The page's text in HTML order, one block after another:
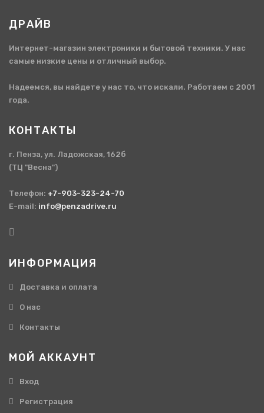
ДРАЙВ
Интернет-магазин электроники и бытовой техники. У нас
самые низкие цены и отличный выбор.
Надеемся, вы найдете у нас то, что искали. Работаем с 2001
года.
КОНТАКТЫ
г. Пенза, ул. Ладожская, 162б
(ТЦ "Весна")
Телефон: +7-903-323-24-70
E-mail: info@penzadrive.ru
ИНФОРМАЦИЯ
Доставка и оплата
О нас
Контакты
МОЙ АККАУНТ
Вход
Регистрация